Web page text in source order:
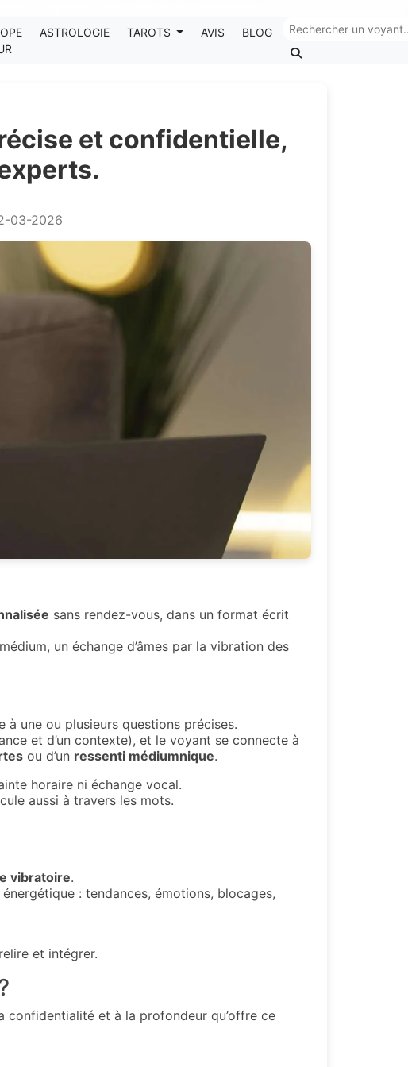
ASTROLOGIE TAROTS AVIS BLOG
et confidentielle,
03-2026
sans rendez-vous, dans un format écrit
un échange d’âmes par la vibration des
à une ou plusieurs questions précises.
et d’un contexte), et le voyant se connecte à
ou d’un ressenti médiumnique.
horaire ni échange vocal.
aussi à travers les mots.
vibratoire.
: tendances, émotions, blocages,
et intégrer.
confidentialité et à la profondeur qu’offre ce